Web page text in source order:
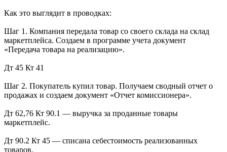
Как это выглядит в проводках:
Шаг 1. Компания передала товар со своего склада на склад
маркетплейса. Создаем в программе учета документ
«Передача товара на реализацию».
Дт 45 Кт 41
Шаг 2. Покупатель купил товар. Получаем сводный отчет о
продажах и создаем документ «Отчет комиссионера».
Дт 62,76 Кт 90.1 — выручка за проданные товары
маркетплейс.
Дт 90.2 Кт 45 — списана себестоимость реализованных
товаров.